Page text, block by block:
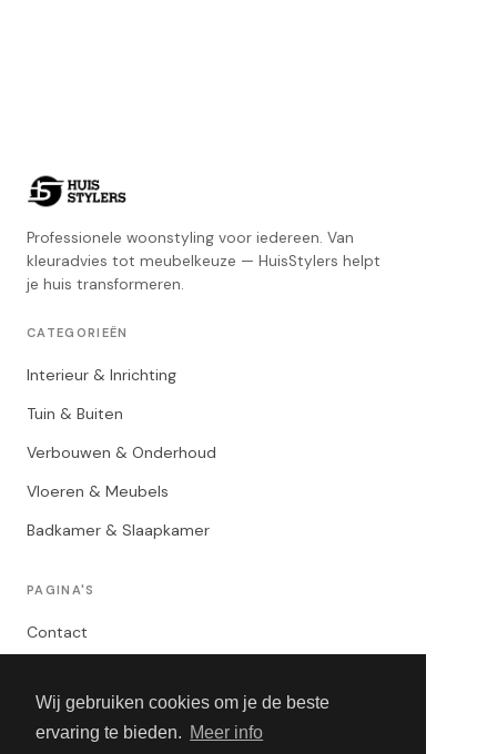
Wij gebruiken cookies om je de beste
ervaring te bieden. Meer info
Professionele woonstyling voor iedereen. Van
kleuradvies tot meubelkeuze — HuisStylers helpt
je huis transformeren.
CATEGORIEËN
Interieur & Inrichting
Tuin & Buiten
Verbouwen & Onderhoud
Vloeren & Meubels
Badkamer & Slaapkamer
PAGINA'S
Contact
Algemene Voorwaarden
Adverteren